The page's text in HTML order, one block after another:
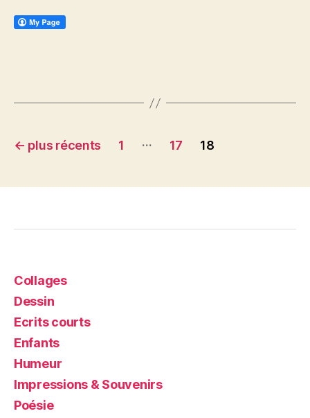
Navigation
articles
← plus récents 1 … 17 18
Collages
Dessin
Ecrits courts
Enfants
Humeur
Impressions & Souvenirs
Poésie